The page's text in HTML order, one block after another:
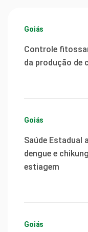
Goiás
Controle
da produção de
Goiás
Saúde Estadual
dengue e
estiagem
Goiás